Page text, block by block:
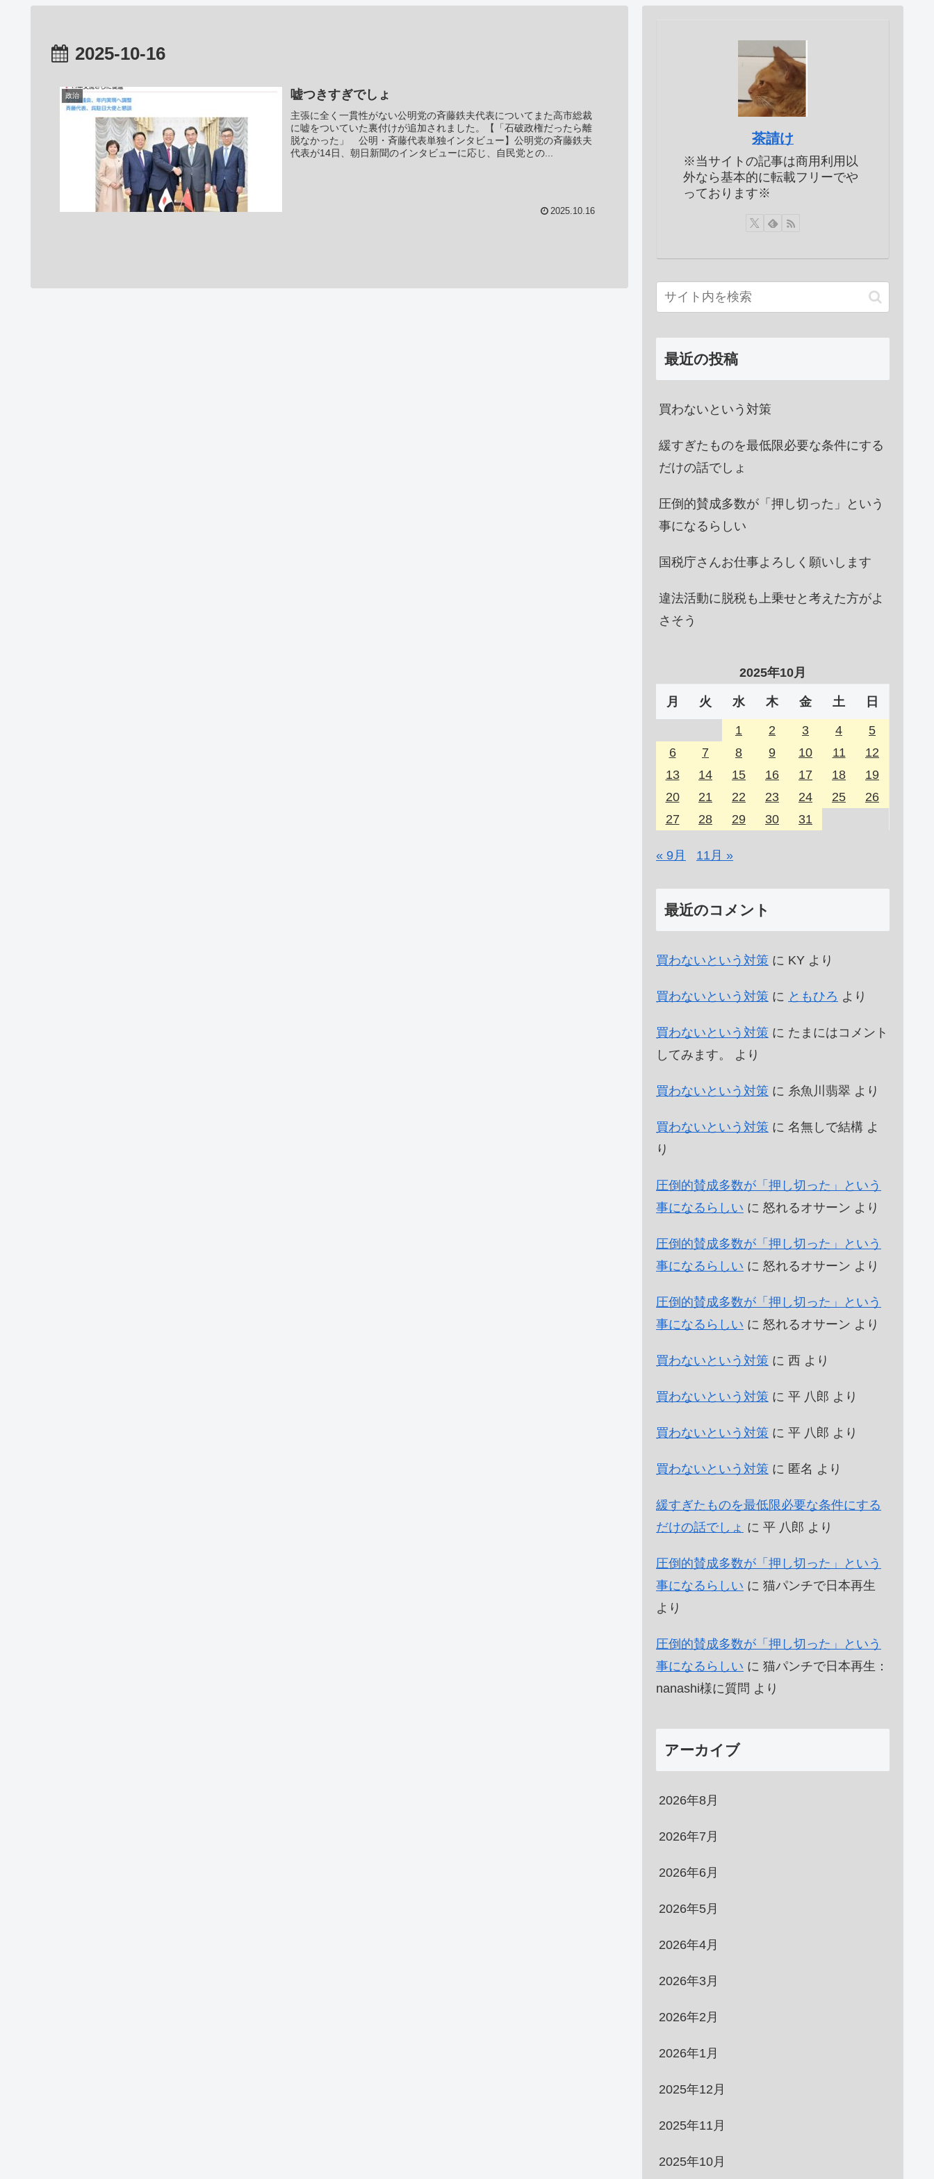
2025-10-16
政治 嘘つきすぎでしょ
主張に全く一貫性がない公明党の斉藤鉄夫代表についてまた高市総裁
に嘘をついていた裏付けが追加されました。【「石破政権だったら離
脱なかった」 公明・斉藤代表単独インタビュー】公明党の斉藤鉄夫
代表が14日、朝日新聞のインタビューに応じ、自民党との...
2025.10.16
茶請け
※当サイトの記事は商用利用以
外なら基本的に転載フリーでや
っております※
最近の投稿
買わないという対策
緩すぎたものを最低限必要な条件にする
だけの話でしょ
圧倒的賛成多数が「押し切った」という
事になるらしい
国税庁さんお仕事よろしく願いします
違法活動に脱税も上乗せと考えた方がよ
さそう
2025年10月
月 火 水 木 金 土 日
1 2 3 4
5
6
7 8 9 10 11
12
13
14 15 16 17 18
19
20
21 22 23 24 25
26
27
28 29 30 31
« 9月 11月 »
最近のコメント
買わないという対策 に KY より
買わないという対策 に ともひろ より
買わないという対策 に たまにはコメント
してみます。
より
買わないという対策 に 糸魚川翡翠 より
買わないという対策 に 名無しで結構 よ
り
圧倒的賛成多数が「押し切った」という
事になるらしい に 怒れるオサーン より
圧倒的賛成多数が「押し切った」という
事になるらしい に 怒れるオサーン より
圧倒的賛成多数が「押し切った」という
事になるらしい に 怒れるオサーン より
買わないという対策 に 西 より
買わないという対策 に 平 八郎 より
買わないという対策 に 平 八郎 より
買わないという対策 に 匿名 より
緩すぎたものを最低限必要な条件にする
だけの話でしょ に 平 八郎 より
圧倒的賛成多数が「押し切った」という
事になるらしい に 猫パンチで日本再生
より
圧倒的賛成多数が「押し切った」という
事になるらしい に 猫パンチで日本再生：
nanashi様に質問 より
アーカイブ
2026年8月
2026年7月
2026年6月
2026年5月
2026年4月
2026年3月
2026年2月
2026年1月
2025年12月
2025年11月
2025年10月